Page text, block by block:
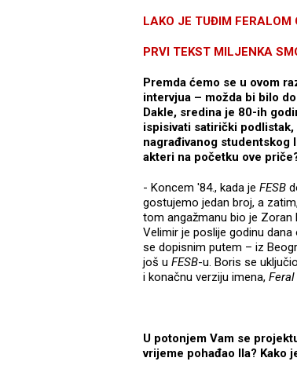
LAKO JE TUĐIM
PRVI TEKST MILJENKA
Premda ćemo se u ovom
intervjua – možda bi bilo
Dakle, sredina je 80-ih
ispisivati satirički
nagrađivanog studentskog
akteri na početku ove
- Koncem '84., kada je FESB
gostujemo jedan broj, a
tom angažmanu bio je Zoran
Velimir je poslije godinu
se dopisnim putem – iz
još u FESB-u. Boris se
i konačnu verziju imena,
U potonjem Vam se
vrijeme pohađao IIa? Kako